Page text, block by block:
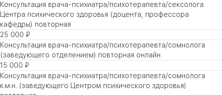
Консультация врача-психиатра/психотерапевта/сексолога
Центра психического здоровья (доцента, профессора
кафедры) повторная
25 000 ₽
Консультация врача-психиатра/психотерапевта/сомнолога
(заведующего отделением) повторная онлайн
15 000 ₽
Консультация врача-психиатра/психотерапевта/сомнолога
к.м.н. (заведующего Центром психического здоровья)